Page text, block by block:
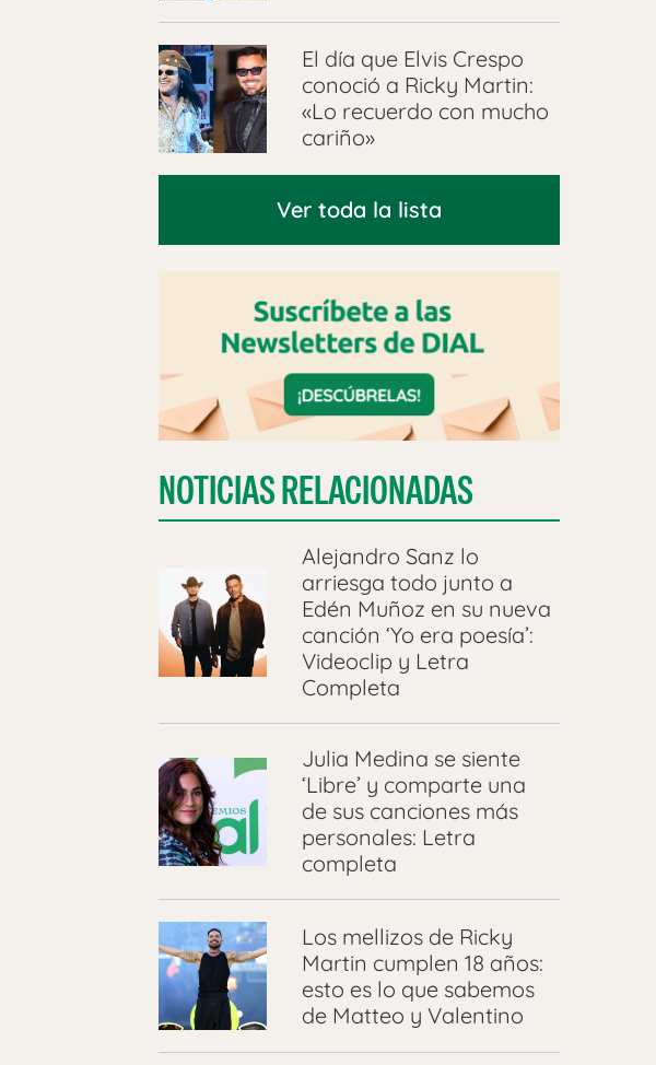
El día que Elvis Crespo
conoció a Ricky Martin:
«Lo recuerdo con mucho
cariño»
Ver toda la lista
NOTICIAS RELACIONADAS
Alejandro Sanz lo
arriesga todo junto a
Edén Muñoz en su nueva
canción ‘Yo era poesía’:
Videoclip y Letra
Completa
Julia Medina se siente
‘Libre’ y comparte una
de sus canciones más
personales: Letra
completa
Los mellizos de Ricky
Martin cumplen 18 años:
esto es lo que sabemos
de Matteo y Valentino